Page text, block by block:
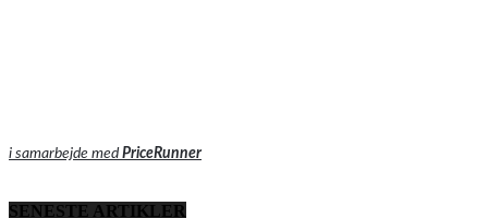
i samarbejde medPriceRunner
SENESTE ARTIKLER